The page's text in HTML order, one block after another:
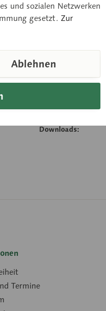
Artikelnummer:
Gewicht (in kg):
Downloads:
Termine
und sozialen Netzwerken
gesetzt. Zur
Ablehnen